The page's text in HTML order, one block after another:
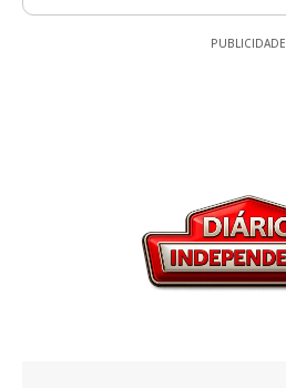
PUBLICIDADE